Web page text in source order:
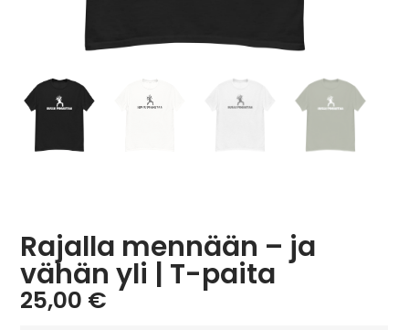
Rajalla mennään – ja
vähän yli | T-paita
25,00 €